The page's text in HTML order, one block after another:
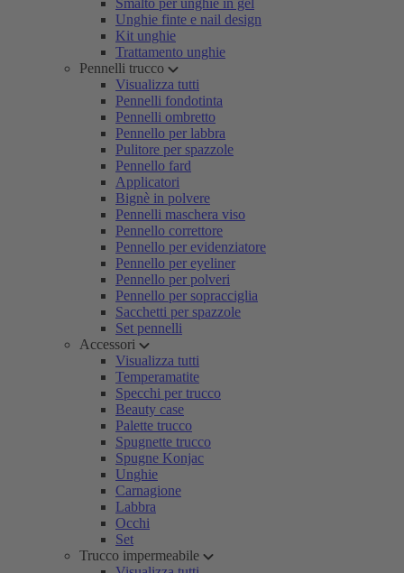
Smalto per unghie in gel
Unghie finte e nail design
Kit unghie
Trattamento unghie
Pennelli trucco
Visualizza tutti
Pennelli fondotinta
Pennelli ombretto
Pennello per labbra
Pulitore per spazzole
Pennello fard
Applicatori
Bignè in polvere
Pennelli maschera viso
Pennello correttore
Pennello per evidenziatore
Pennello per eyeliner
Pennello per polveri
Pennello per sopracciglia
Sacchetti per spazzole
Set pennelli
Accessori
Visualizza tutti
Temperamatite
Specchi per trucco
Beauty case
Palette trucco
Spugnette trucco
Spugne Konjac
Unghie
Carnagione
Labbra
Occhi
Set
Trucco impermeabile